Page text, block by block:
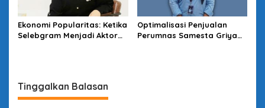
Ekonomi Popularitas: Ketika
Selebgram Menjadi Aktor
Optimalisasi Penjualan
Perumnas Samesta Griya
Tinggalkan Balasan